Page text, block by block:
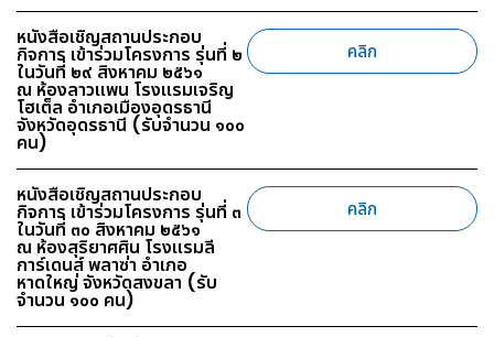
หนังสือเชิญสถานประกอบ
กิจการ เข้าร่วมโครงการ รุ่นที่ ๒
ในวันที่ ๒๙ สิงหาคม ๒๕๖๑
ณ ห้องลาวแพน โรงแรมเจริญ
โฮเต็ล อำเภอเมืองอุดรธานี
จังหวัดอุดรธานี (รับจำนวน ๑๐๐
คน)
คลิก
หนังสือเชิญสถานประกอบ
กิจการ เข้าร่วมโครงการ รุ่นที่ ๓
ในวันที่ ๓๐ สิงหาคม ๒๕๖๑
ณ ห้องสุริยาศศิน โรงแรมลี
การ์เดนส์ พลาซ่า อำเภอ
หาดใหญ่ จังหวัดสงขลา (รับ
จำนวน ๑๐๐ คน)
คลิก